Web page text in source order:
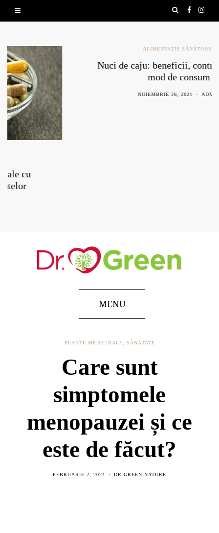
ALIMENTAȚIE SĂNĂTOASĂ
Nuci de caju: beneficii, contraindicații și
ADMIN
MENU
PLANTE MEDICINALE SĂNĂTATE
Care sunt
simptomele
menopauzei și ce
este de făcut?
FEBRUARIE 2, 2024 DR.GREEN.NATURE